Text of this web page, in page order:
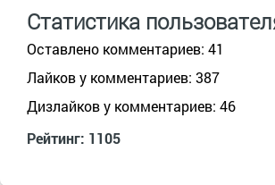
Статистика
Оставлено комментариев: 41
Лайков у комментариев: 387
Дизлайков у комментариев: 46
Рейтинг: 1105